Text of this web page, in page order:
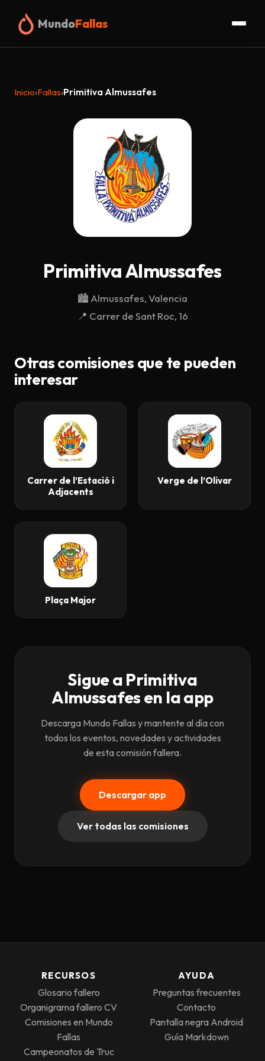
MundoFallas
Fallas
Organigrama
Glosario
Truc
Blog
Descargar
Contacto
Inicio›Fallas›Primitiva Almussafes
Primitiva Almussafes
🏙️ Almussafes, Valencia
📍 Carrer de Sant Roc, 16
Otras comisiones que te pueden
interesar
Carrer de l’Estació i
Adjacents
Verge de l’Olivar
Plaça Major
Sigue a Primitiva
Almussafes en la app
Descarga Mundo Fallas y mantente al día con
todos los eventos, novedades y actividades
de esta comisión fallera.
Descargar app
Ver todas las comisiones
RECURSOS
Glosario fallero
Organigrama fallero CV
Comisiones en Mundo
Fallas
Campeonatos de Truc
AYUDA
Preguntas frecuentes
Contacto
Pantalla negra Android
Guía Markdown